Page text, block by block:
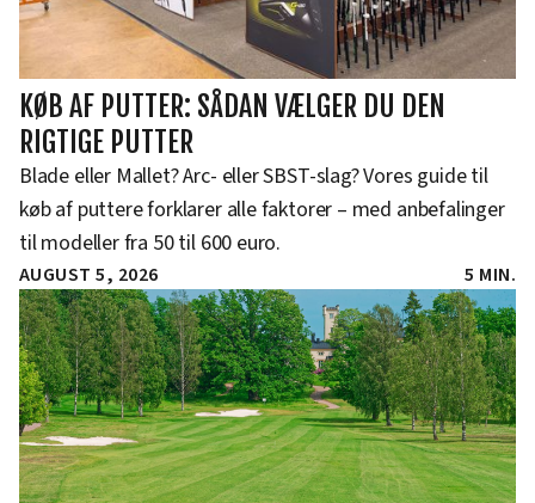
KØB AF PUTTER: SÅDAN VÆLGER DU DEN
RIGTIGE PUTTER
Blade eller Mallet? Arc- eller SBST-slag? Vores guide til
køb af puttere forklarer alle faktorer – med anbefalinger
til modeller fra 50 til 600 euro.
AUGUST 5, 2026 5 MIN.